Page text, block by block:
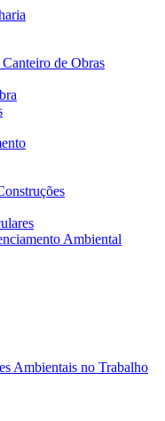
de Obras
Ambiental
Ambientais no Trabalho